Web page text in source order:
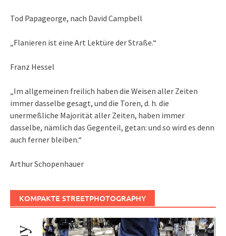
Tod Papageorge, nach David Campbell
„Flanieren ist eine Art Lektüre der Straße.“
Franz Hessel
„Im allgemeinen freilich haben die Weisen aller Zeiten
immer dasselbe gesagt, und die Toren, d. h. die
unermeßliche Majorität aller Zeiten, haben immer
dasselbe, nämlich das Gegenteil, getan: und so wird es denn
auch ferner bleiben.“
Arthur Schopenhauer
KOMPAKTE STREETPHOTOGRAPHY